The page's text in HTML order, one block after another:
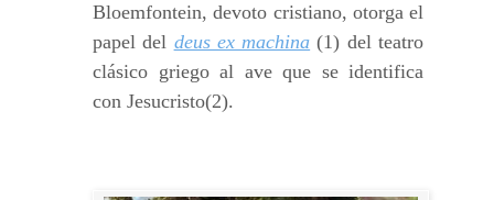
Bloemfontein, devoto cristiano, otorga el
papel del deus ex machina (1) del teatro
clásico griego al ave que se identifica
con Jesucristo(2).